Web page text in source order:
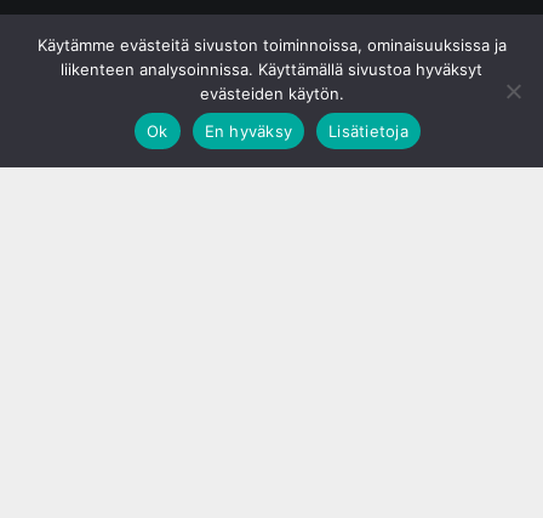
Käytämme evästeitä sivuston toiminnoissa, ominaisuuksissa ja
liikenteen analysoinnissa. Käyttämällä sivustoa hyväksyt
evästeiden käytön.
Ok
En hyväksy Lisätietoja